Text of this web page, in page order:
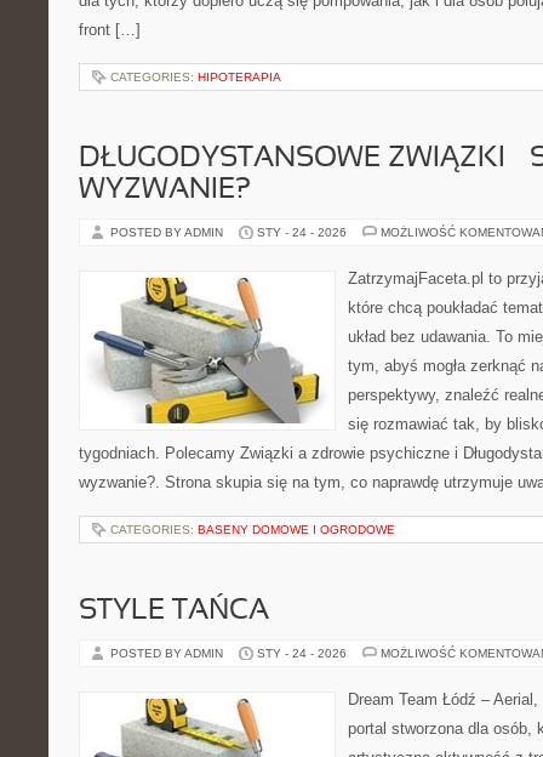
front […]
CATEGORIES: HIPOTERAPIA
DŁUGODYSTANSOWE ZWIĄZKI –
WYZWANIE?
POSTED BY ADMIN STY - 24 - 2026 MOŻLIWOŚĆ
ZatrzymajFaceta.pl to
które chcą poukładać
układ bez udawania. To
tym, abyś mogła zerknąć
perspektywy, znaleźć
się rozmawiać tak, by
tygodniach. Polecamy Związki a zdrowie psychiczne i
wyzwanie?. Strona skupia się na tym, co naprawdę utrzymuje
CATEGORIES: BASENY DOMOWE I OGRODOWE
STYLE TAŃCA
POSTED BY ADMIN STY - 24 - 2026 MOŻLIWOŚĆ
Dream Team Łódź –
portal stworzona dla osób,